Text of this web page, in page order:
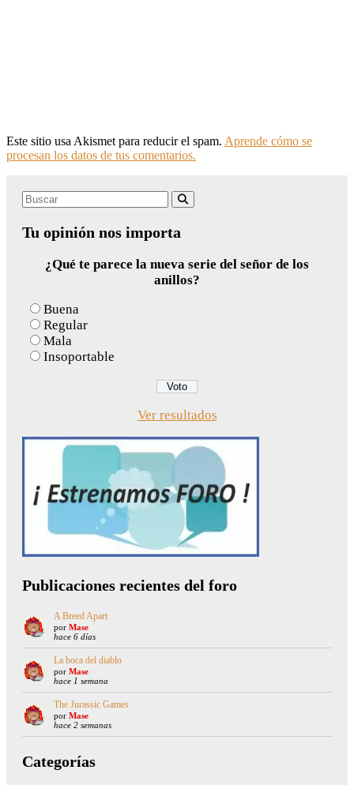
Este sitio usa Akismet para reducir el spam. Aprende cómo se
procesan los datos de tus comentarios.
Search
Tu opinión nos importa
¿Qué te parece la nueva serie del señor de los
anillos?
Buena
Regular
Mala
Insoportable
Ver resultados
Publicaciones recientes del foro
A Breed Apart
por Mase
hace 6 días
La boca del diablo
por Mase
hace 1 semana
The Jurassic Games
por Mase
hace 2 semanas
Categorías